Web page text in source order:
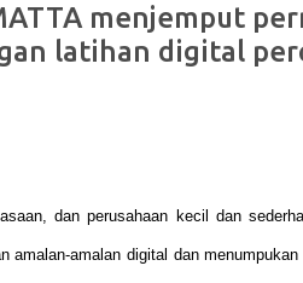
menjemput
latihan digital
dan perusahaan kecil dan
amalan-amalan digital dan